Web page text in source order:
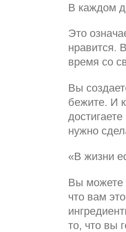
В каждом
Это
нравится.
время со
Вы
бежите. И
нужно
«В жизни
Вы можете
что вам
то, что вы